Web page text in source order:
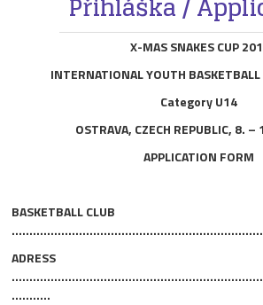
X-MAS SNAKES
INTERNATIONAL YOUTH
Category U14
OSTRAVA, CZECH REPUBLIC, 8.
APPLICATION FORM
BASKETBALL CLUB
ADRESS
………..